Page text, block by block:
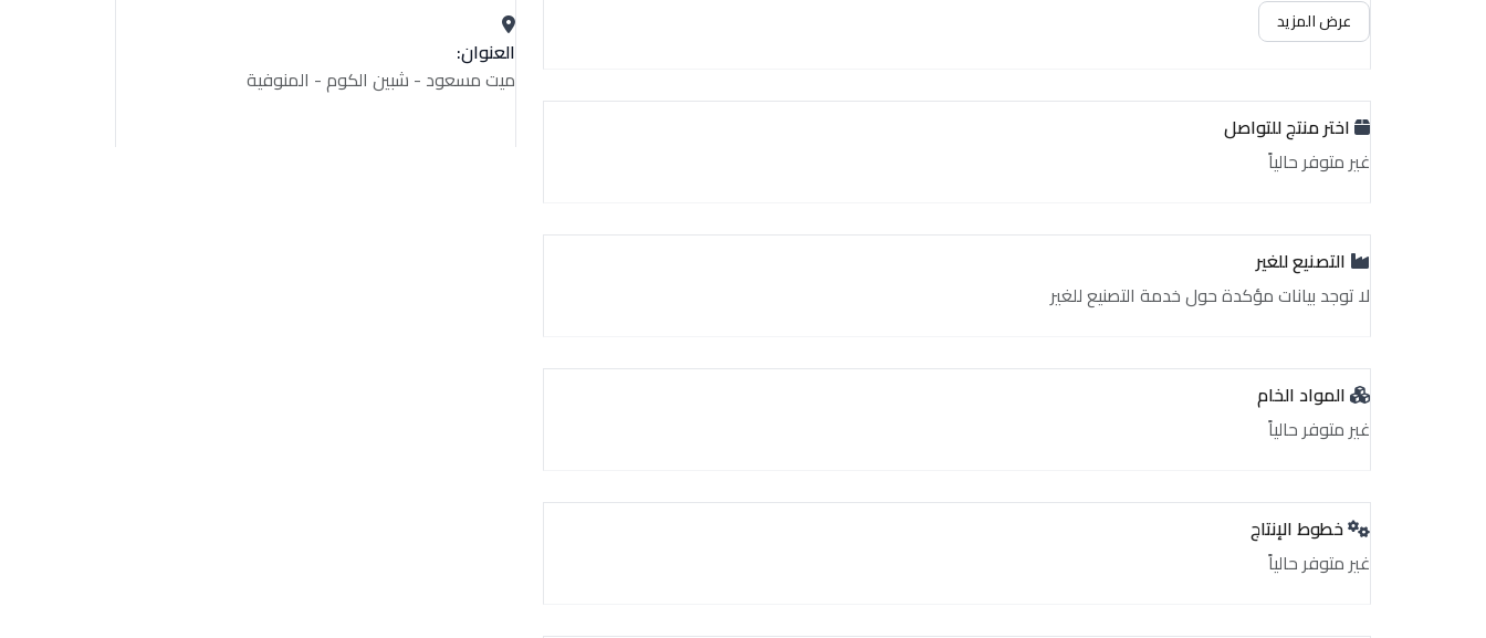
غير متوفر حالياً
عرض المزيد
اختر منتج للتواصل
غير متوفر حالياً
التصنيع للغير
لا توجد بيانات مؤكدة حول خدمة التصنيع للغير
المواد الخام
غير متوفر حالياً
خطوط الإنتاج
غير متوفر حالياً
العنوان:
ميت مسعود - شبين الكوم - المنوفية